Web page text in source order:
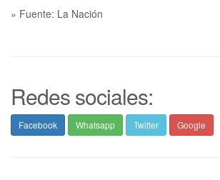
» Fuente: La Nación
Redes sociales:
Facebook Whatsapp Twitter Google